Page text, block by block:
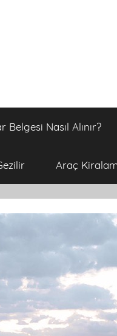
Belgesi Nasıl Alınır?
Araç